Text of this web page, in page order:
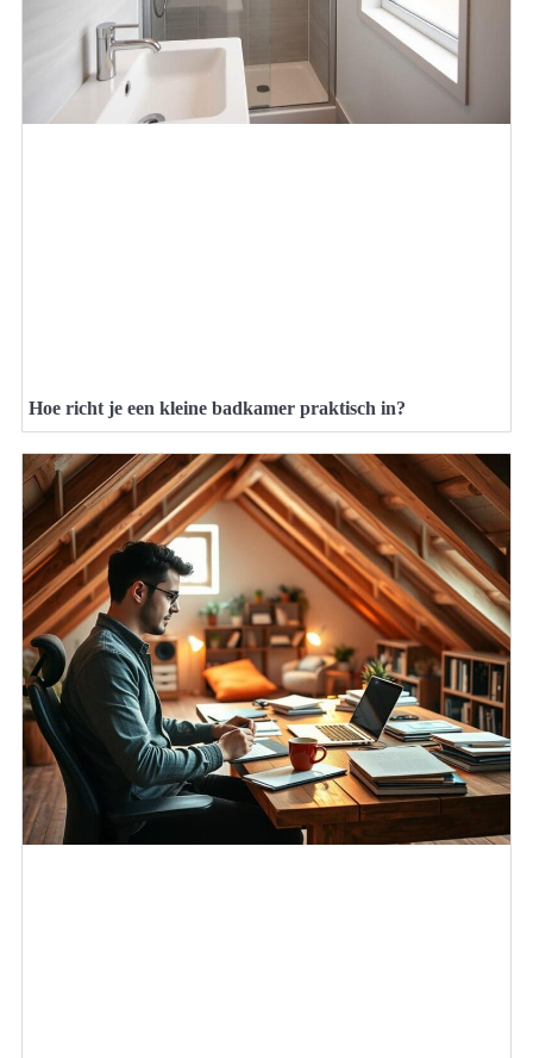
Hoe richt je een kleine badkamer praktisch in?